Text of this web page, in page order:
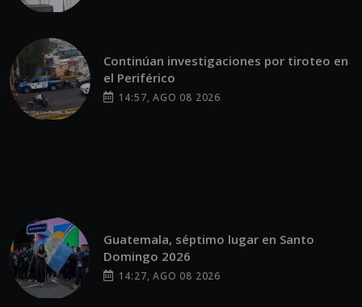
GALERÍA: Así avanza el cortejo
procesional del Cristo Yacente de El
Calvario